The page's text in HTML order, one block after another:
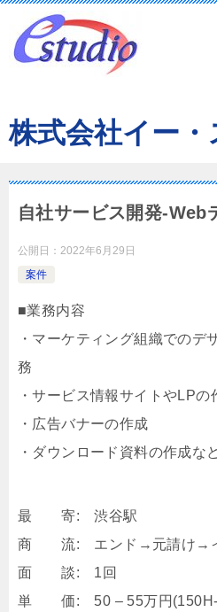
株式会社イー・
自社サービス開発-Web
公開日： 2022年6月29日
案件
■業務内容
・マーケティング組織でのデ
務
・サービス情報サイトやLPの
・広告バナーの作成
・ダウンロード資料の作成な
最 寄: 渋谷駅
商 流: エンド→元請け→イ
面 談: 1回
単 価: 50 – 55万円(150H-